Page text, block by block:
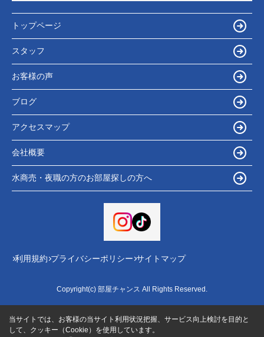
トップページ
スタッフ
お客様の声
ブログ
アクセスマップ
会社概要
水商売・夜職の方のお部屋探しの方へ
利用規約 プライバシーポリシー サイトマップ
Copyright(c) 部屋チャンス All Rights Reserved.
当サイトでは、お客様の当サイト利用状況把握、サービス向上検討を目的と
して、クッキー（Cookie）を使用しています。